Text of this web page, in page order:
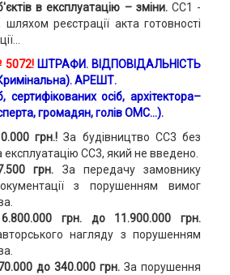
в експлуатацію – зміни. СС1 -
шляхом реєстрації акта готовності
5072! ШТРАФИ. ВІДПОВІДАЛЬНІСТЬ
АРЕШТ.
сертифікованих осіб, архітектора–
громадян, голів ОМС...).
грн.! За будівництво СС3 без
експлуатацію СС3, який не введено.
грн. За передачу замовнику
з порушенням вимог
грн. до 11.900.000 грн.
нагляду з порушенням
до 340.000 грн.За порушення